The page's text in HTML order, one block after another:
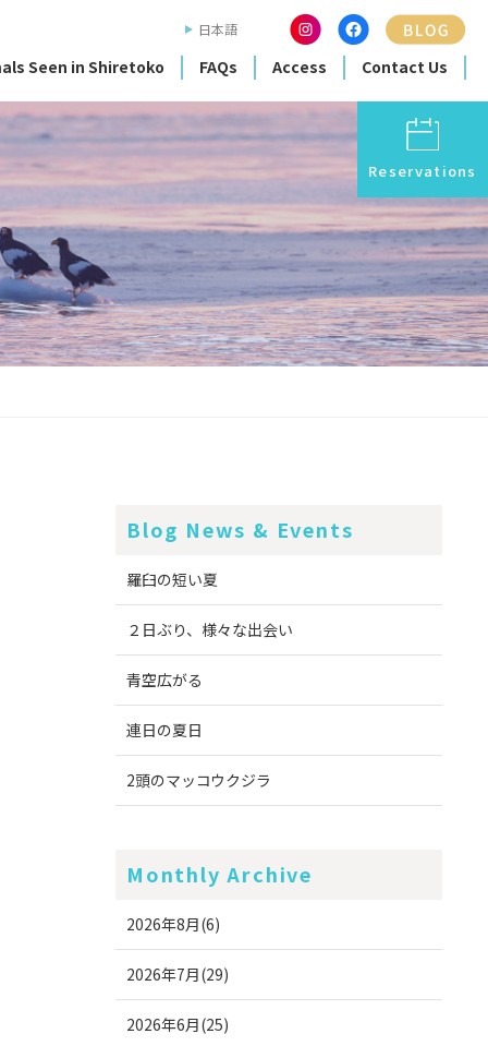
Seen in Shiretoko FAQs Access Contact Us
日本語
Reservations
Blog News & Events
羅臼の短い夏
２日ぶり、様々な出会い
青空広がる
連日の夏日
2頭のマッコウクジラ
Monthly Archive
2026年8月(6)
2026年7月(29)
2026年6月(25)